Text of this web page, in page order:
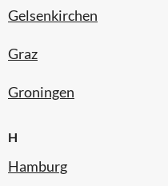
Gelsenkirchen
Graz
Groningen
H
Hamburg